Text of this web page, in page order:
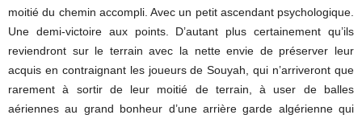
moitié du chemin accompli. Avec un petit ascendant psychologique.
Une demi-victoire aux points. D’autant plus certainement qu’ils
reviendront sur le terrain avec la nette envie de préserver leur
acquis en contraignant les joueurs de Souyah, qui n’arriveront que
rarement à sortir de leur moitié de terrain, à user de balles
aériennes au grand bonheur d’une arrière garde algérienne qui